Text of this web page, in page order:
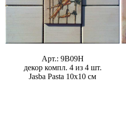
Арт.: 9B09H
декор компл. 4 из 4 шт.
Jasba Pasta 10x10 см